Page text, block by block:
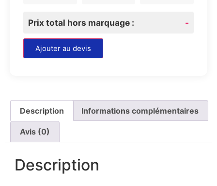
Prix total hors marquage : -
Ajouter au devis
Description Informations complémentaires
Avis (0)
Description